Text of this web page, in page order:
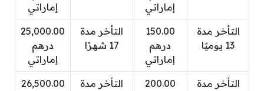
إماراتي
إماراتي
التأخر مدة
13 يوميًا
150.00
درهم
إماراتي
التأخر مدة
17 شهرًا
25,000.00
درهم
إماراتي
التأخر مدة
200.00
التأخر مدة
26,500.00